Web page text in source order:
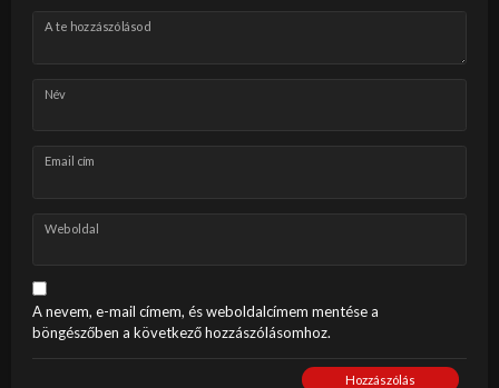
A te hozzászólásod
Név
Email cím
Weboldal
A nevem, e-mail címem, és weboldalcímem mentése a
böngészőben a következő hozzászólásomhoz.
Hozzászólás